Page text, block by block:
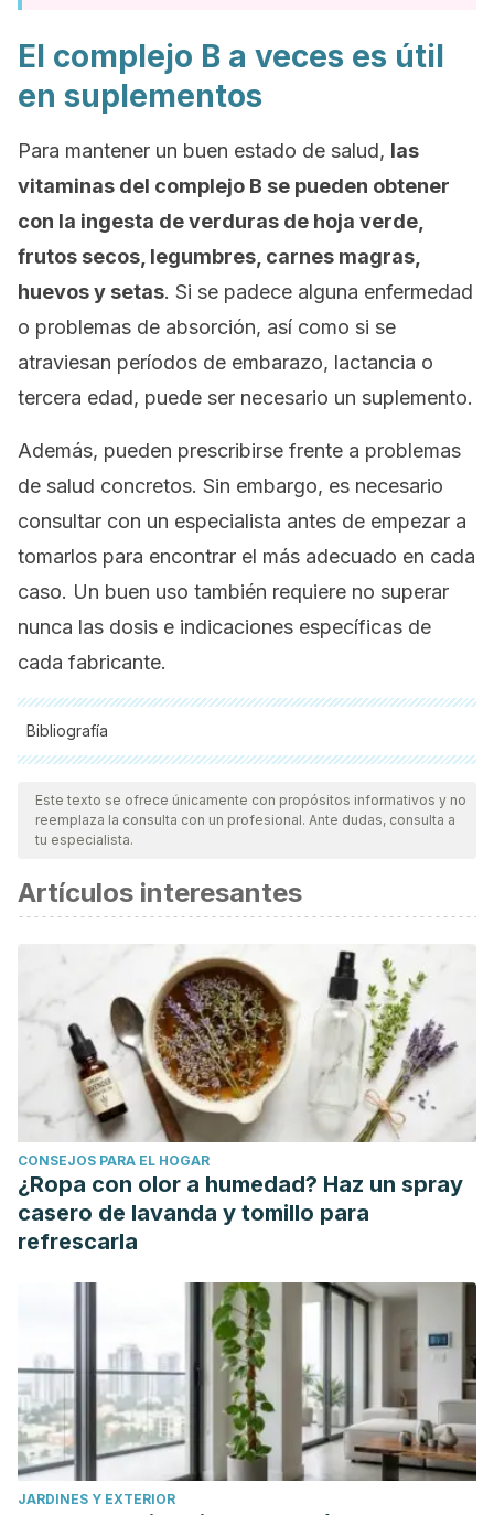
El complejo B a veces es útil
en suplementos
Para mantener un buen estado de salud, las
vitaminas del complejo B se pueden obtener
con la ingesta de verduras de hoja verde,
frutos secos, legumbres, carnes magras,
huevos y setas. Si se padece alguna enfermedad
o problemas de absorción, así como si se
atraviesan períodos de embarazo, lactancia o
tercera edad, puede ser necesario un suplemento.
Además, pueden prescribirse frente a problemas
de salud concretos. Sin embargo, es necesario
consultar con un especialista antes de empezar a
tomarlos para encontrar el más adecuado en cada
caso. Un buen uso también requiere no superar
nunca las dosis e indicaciones específicas de
cada fabricante.
Bibliografía
Todas las fuentes citadas fueron revisadas a profundidad por
nuestro equipo, para asegurar su calidad, confiabilidad,
vigencia y validez.La bibliografía de este artículo fue
científica.
Rembe J.D. Effects of Vitamin B Complex and Vitamin C on
Human Skin Cells: Is the Perceived Effect Measurable?
Advances in Skin and Wound care. Mayo 2018. 31(5):225-
Scientific Committee on Food. Scientific Panel on Dietetic
Products, Nutrition and Allergies. Tolerable upper intake
levels for vitamins and minerals.
Mayola, Rogelio Sánchez, Fernando A. Díaz Mizos, and
Venerando Sevilla Pérez. "Anemia sideroblastica.
Presentacion de tres casos."
MediCiego
3.2 (2002).
Young LM, et al. A Systematic Review and Meta-Analysis of
Anxiety, and Stress: Effects on Healthy and 'At-Risk'
. Septiembre 2019.11(9):2232.
Ortigoza Escobar, Juan Darío. "Estudio de defectos en el
transporte y el metabolismo de tiamina asociados a
encefalopatías recurrentes en la infancia." (2017).
Ríos-Flórez, Jorge Alexander, and Claudia Rocío López-
Gutiérrez. "Secuelas Neurofuncionales por déficit de
Cobalamina (vitamina B12) en un adulto joven: Estudio de
Este texto se ofrece únicamente con propósitos informativos y no
reemplaza la consulta con un profesional. Ante dudas, consulta a
tu especialista.
Artículos interesantes
CONSEJOS PARA EL HOGAR
¿Ropa con olor a humedad? Haz un spray
casero de lavanda y tomillo para
refrescarla
JARDINES Y EXTERIOR